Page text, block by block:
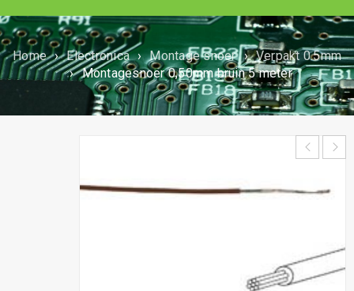
Home › Electronica › Montage snoer › Verpakt 0.5mm
› Montagesnoer 0,50mm bruin 5 meter